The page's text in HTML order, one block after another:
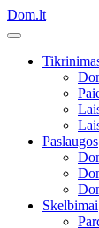
Dom.lt
Paslaugos
Skelbimai